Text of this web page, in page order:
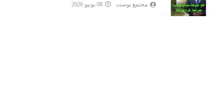
مجتمع بوست 08 يونيو 2026